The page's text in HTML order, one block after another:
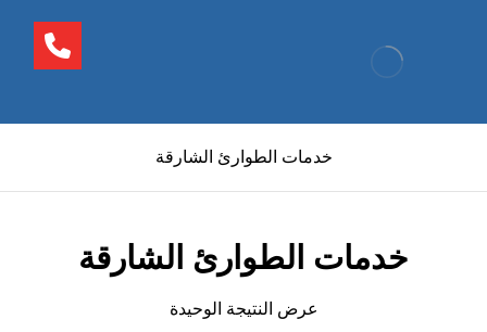
خدمات الطوارئ الشارقة
خدمات الطوارئ الشارقة
عرض النتيجة الوحيدة